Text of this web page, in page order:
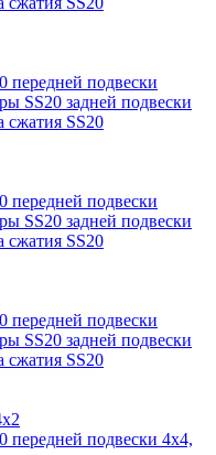
передней подвески
SS20 задней подвески
сжатия SS20
передней подвески
SS20 задней подвески
сжатия SS20
передней подвески
SS20 задней подвески
сжатия SS20
передней подвески 4х4,